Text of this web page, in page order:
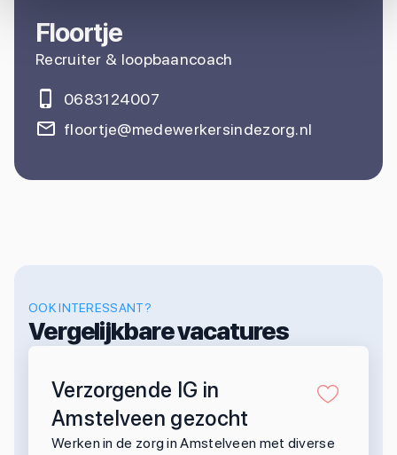
Floortje
Recruiter & loopbaancoach
0683124007
floortje@medewerkersindezorg.nl
OOK INTERESSANT?
Vergelijkbare vacatures
Verzorgende IG in
Amstelveen gezocht
Werken in de zorg in Amstelveen met diverse